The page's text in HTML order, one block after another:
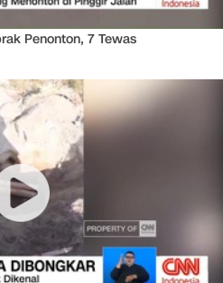
Penonton, 7 Tewas